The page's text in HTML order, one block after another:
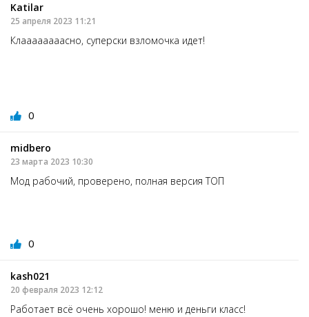
Katilar
25 апреля 2023 11:21
Клаааааааасно, суперски взломочка идет!
0
midbero
23 марта 2023 10:30
Мод рабочий, проверено, полная версия ТОП
0
kash021
20 февраля 2023 12:12
Работает всё очень хорошо! меню и деньги класс!